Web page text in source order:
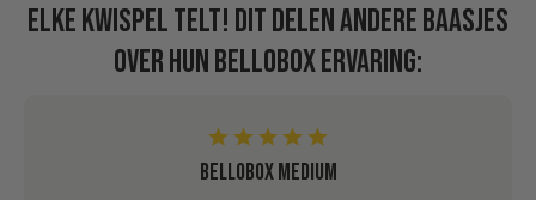
Elke kwispel telt! Dit delen andere baasjes
over hun Bellobox ervaring:
Bellobox Medium